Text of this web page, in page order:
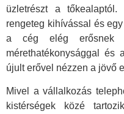
üzletrészt a
rengeteg kihívással és
a cég elég erősnek
mérethatékonysággal és
újult erővel nézzen a jövő
Mivel a vállalkozás
kistérségek közé